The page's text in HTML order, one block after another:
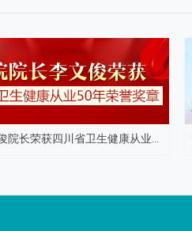
院长荣获四川省卫生健康从业...